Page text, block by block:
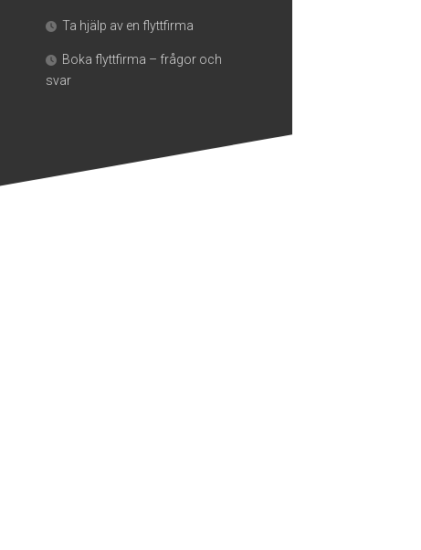
Ta hjälp av en flyttfirma
Boka flyttfirma – frågor och
svar